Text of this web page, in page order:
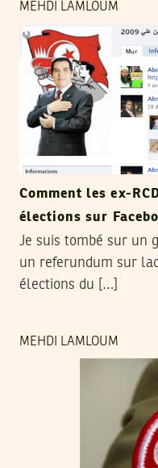
MEHDI LAMLOUM
Comment les ex-
élections sur
Je suis tombé sur un
un referundum sur
élections du […]
MEHDI LAMLOUM